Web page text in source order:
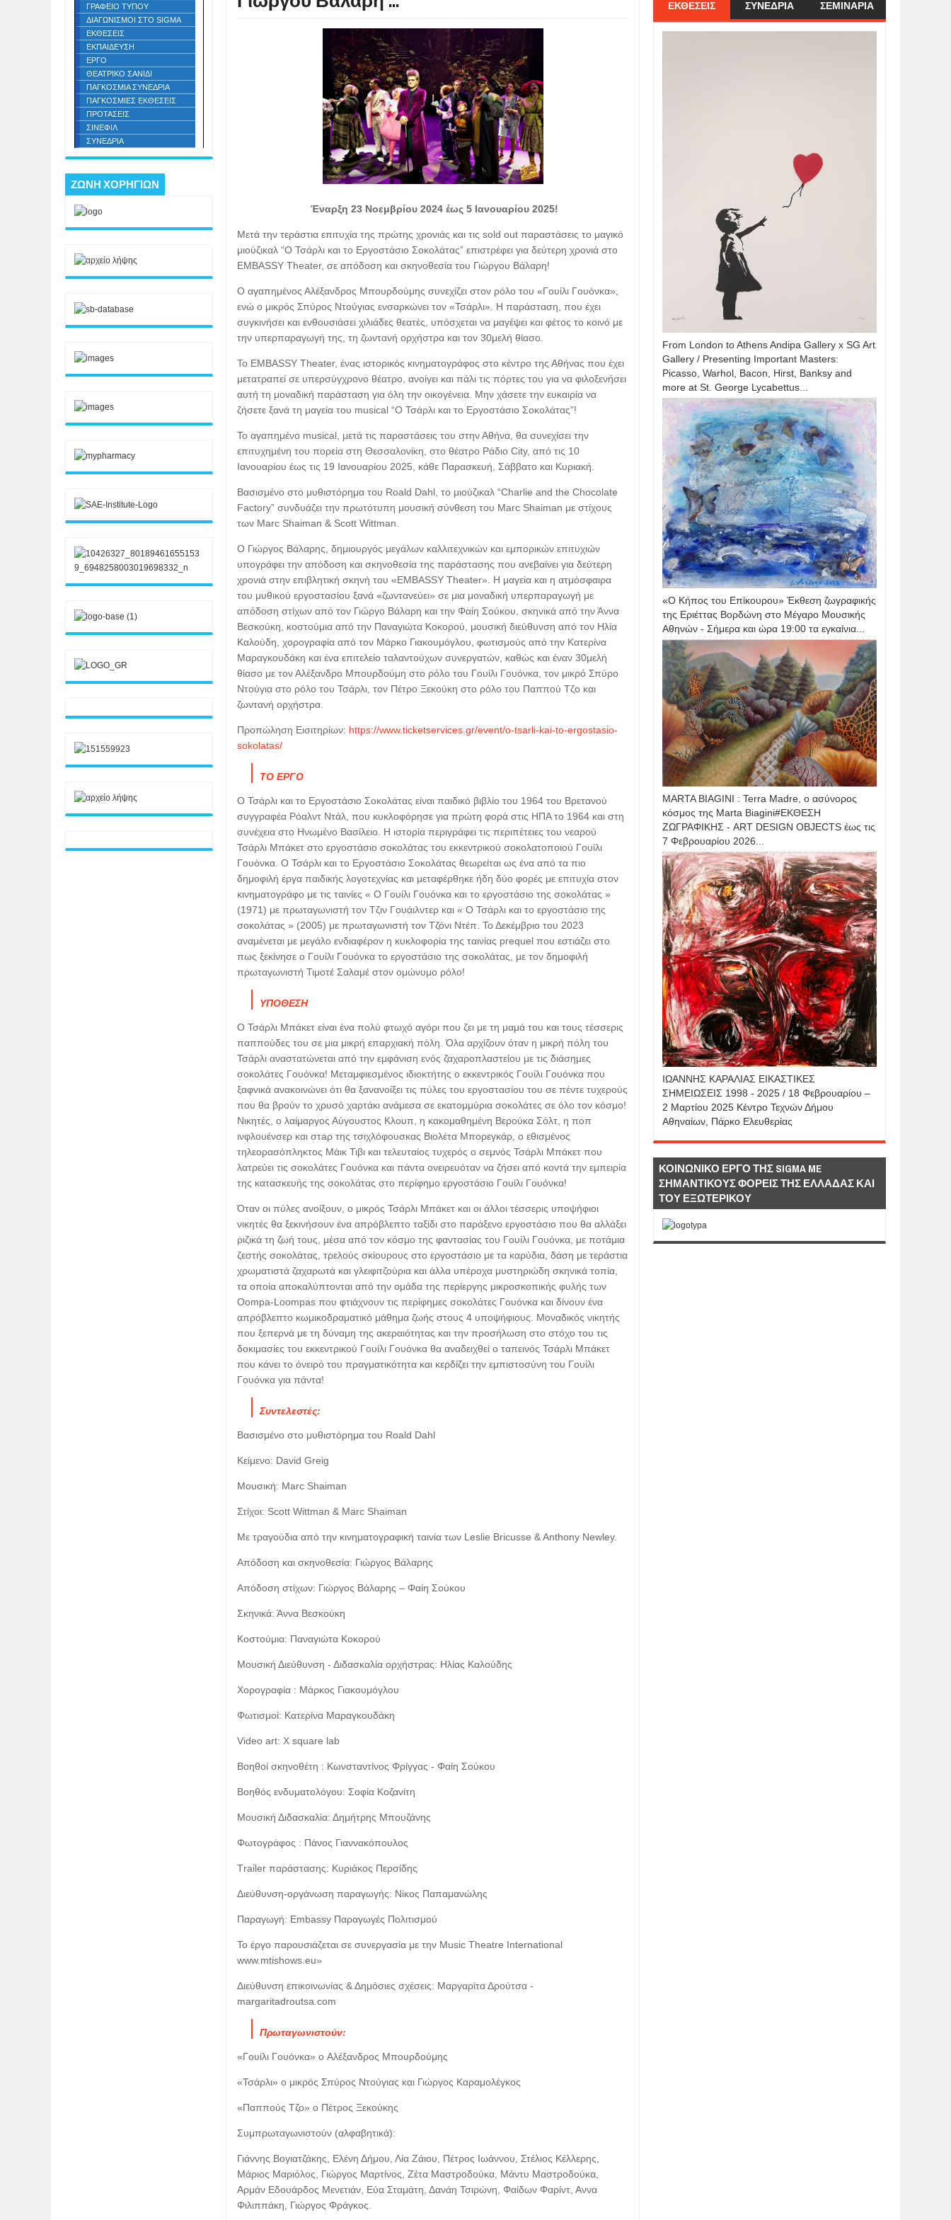
Έναρξη 23 Νοεμβρίου 2024 έως 5 Ιανουαρίου 2025!
Μετά την τεράστια επιτυχία της πρώτης χρονιάς και τις sold out παραστάσεις το μαγικό
μιούζικαλ “Ο Τσάρλι και το Εργοστάσιο Σοκολάτας” επιστρέφει για δεύτερη χρονιά στο
EMBASSY Theater, σε απόδοση και σκηνοθεσία του Γιώργου Βάλαρη!
Ο αγαπημένος Αλέξανδρος Μπουρδούμης συνεχίζει στον ρόλο του «Γουίλι Γουόνκα»,
ενώ ο μικρός Σπύρος Ντούγιας ενσαρκώνει τον «Τσάρλι». Η παράσταση, που έχει
συγκινήσει και ενθουσιάσει χιλιάδες θεατές, υπόσχεται να μαγέψει και φέτος το κοινό με
την υπερπαραγωγή της, τη ζωντανή ορχήστρα και τον 30μελή θίασο.
Το EMBASSY Theater, ένας ιστορικός κινηματογράφος στο κέντρο της Αθήνας που έχει
μετατραπεί σε υπερσύγχρονο θέατρο, ανοίγει και πάλι τις πόρτες του για να φιλοξενήσει
αυτή τη μοναδική παράσταση για όλη την οικογένεια. Μην χάσετε την ευκαιρία να
ζήσετε ξανά τη μαγεία του musical “Ο Τσάρλι και το Εργοστάσιο Σοκολάτας”!
Το αγαπημένο musical, μετά τις παραστάσεις του στην Αθήνα, θα συνεχίσει την
επιτυχημένη του πορεία στη Θεσσαλονίκη, στο θέατρο Ράδιο City, από τις 10
Ιανουαρίου έως τις 19 Ιανουαρίου 2025, κάθε Παρασκευή, Σάββατο και Κυριακή.
Βασισμένο στο μυθιστόρημα του Roald Dahl, το μιούζικαλ “Charlie and the Chocolate
Factory” συνδυάζει την πρωτότυπη μουσική σύνθεση του Marc Shaiman με στίχους
των Marc Shaiman & Scott Wittman.
Ο Γιώργος Βάλαρης, δημιουργός μεγάλων καλλιτεχνικών και εμπορικών επιτυχιών
υπογράφει την απόδοση και σκηνοθεσία της παράστασης που ανεβαίνει για δεύτερη
χρονιά στην επιβλητική σκηνή του «EMBASSY Theater». Η μαγεία και η ατμόσφαιρα
του μυθικού εργοστασίου ξανά «ζωντανεύει» σε μια μοναδική υπερπαραγωγή με
απόδοση στίχων από τον Γιώργο Βάλαρη και την Φαίη Σούκου, σκηνικά από την Άννα
Βεσκούκη, κοστούμια από την Παναγιώτα Κοκορού, μουσική διεύθυνση από τον Ηλία
Καλούδη, χορογραφία από τον Mάρκο Γιακουμόγλου, φωτισμούς από την Κατερίνα
Μαραγκουδάκη και ένα επιτελείο ταλαντούχων συνεργατών, καθώς και έναν 30μελή
θίασο με τον Αλέξανδρο Μπουρδούμη στο ρόλο του Γουίλι Γουόνκα, τον μικρό Σπύρο
Ντούγια στο ρόλο του Τσάρλι, τον Πέτρο Ξεκούκη στο ρόλο του Παππού Τζo και
ζωντανή ορχήστρα.
Προπώληση Εισιτηρίων: https://www.ticketservices.gr/event/o-tsarli-kai-to-ergostasio-
sokolatas/
ΤΟ ΕΡΓΟ
Ο Τσάρλι και το Εργοστάσιο Σοκολάτας είναι παιδικό βιβλίο του 1964 του Βρετανού
συγγραφέα Ρόαλντ Ντάλ, που κυκλοφόρησε για πρώτη φορά στις ΗΠΑ το 1964 και στη
συνέχεια στο Ηνωμένο Βασίλειο. Η ιστορία περιγράφει τις περιπέτειες του νεαρού
Τσάρλι Μπάκετ στο εργοστάσιο σοκολάτας του εκκεντρικού σοκολατοποιού Γουίλι
Γουόνκα. Ο Τσάρλι και το Εργοστάσιο Σοκολάτας θεωρείται ως ένα από τα πιο
δημοφιλή έργα παιδικής λογοτεχνίας και μεταφέρθηκε ήδη δύο φορές με επιτυχία στον
κινηματογράφο με τις ταινίες « Ο Γουίλι Γουόνκα και το εργοστάσιο της σοκολάτας »
(1971) με πρωταγωνιστή τον Τζιν Γουάιλντερ και « Ο Τσάρλι και το εργοστάσιο της
σοκολάτας » (2005) με πρωταγωνιστή τον Τζόνι Ντέπ. Το Δεκέμβριο του 2023
αναμένεται με μεγάλο ενδιαφέρον η κυκλοφορία της ταινίας prequel που εστιάζει στο
πως ξεκίνησε ο Γουίλι Γουόνκα το εργοστάσιο της σοκολάτας, με τον δημοφιλή
πρωταγωνιστή Τιμοτέ Σαλαμέ στον ομώνυμο ρόλο!
ΥΠΟΘΕΣΗ
Ο Τσάρλι Μπάκετ είναι ένα πολύ φτωχό αγόρι που ζει με τη μαμά του και τους τέσσερις
παππούδες του σε μια μικρή επαρχιακή πόλη. Όλα αρχίζουν όταν η μικρή πόλη του
Τσάρλι αναστατώνεται από την εμφάνιση ενός ζαχαροπλαστείου με τις διάσημες
σοκολάτες Γουόνκα! Μεταμφιεσμένος ιδιοκτήτης ο εκκεντρικός Γουίλι Γουόνκα που
ξαφνικά ανακοινώνει ότι θα ξανανοίξει τις πύλες του εργοστασίου του σε πέντε τυχερούς
που θα βρούν το χρυσό χαρτάκι ανάμεσα σε εκατομμύρια σοκολάτες σε όλο τον κόσμο!
Νικητές, ο λαίμαργος Αύγουστος Κλουπ, η κακομαθημένη Βερούκα Σόλτ, η ποπ
ινφλουένσερ και στaρ της τσιχλόφουσκας Βιολέτα Μπορεγκάρ, ο εθισμένος
τηλεορασόπληκτος Μάικ Τιβι και τελευταίος τυχερός ο σεμνός Τσάρλι Μπάκετ που
λατρεύει τις σοκολάτες Γουόνκα και πάντα ονειρευόταν να ζήσει από κοντά την εμπειρία
της κατασκευής της σοκολάτας στο περίφημο εργοστάσιο Γουίλι Γουόνκα!
Όταν οι πύλες ανοίξουν, ο μικρός Τσάρλι Μπάκετ και οι άλλοι τέσσερις υποψήφιοι
νικητές θα ξεκινήσουν ένα απρόβλεπτο ταξίδι στο παράξενο εργοστάσιο που θα αλλάξει
ριζικά τη ζωή τους, μέσα από τον κόσμο της φαντασίας του Γουίλι Γουόνκα, με ποτάμια
ζεστής σοκολάτας, τρελούς σκίουρους στο εργοστάσιο με τα καρύδια, δάση με τεράστια
χρωματιστά ζαχαρωτά και γλειφιτζούρια και άλλα υπέροχα μυστηριώδη σκηνικά τοπία,
τα οποία αποκαλύπτονται από την ομάδα της περίεργης μικροσκοπικής φυλής των
Oompa-Loompas που φτιάχνουν τις περίφημες σοκολάτες Γουόνκα και δίνουν ένα
απρόβλεπτο κωμικοδραματικό μάθημα ζωής στους 4 υποψήφιους. Μοναδικός νικητής
που ξεπερνά με τη δύναμη της ακεραιότητας και την προσήλωση στο στόχο του τις
δοκιμασίες του εκκεντρικού Γουίλι Γουόνκα θα αναδειχθεί ο ταπεινός Τσάρλι Μπάκετ
που κάνει το όνειρό του πραγματικότητα και κερδίζει την εμπιστοσύνη του Γουίλι
Γουόνκα για πάντα!
Συντελεστές:
Βασισμένο στο μυθιστόρημα του Roald Dahl
Κείμενο: David Greig
Μουσική: Marc Shaiman
Στίχοι: Scott Wittman & Marc Shaiman
Με τραγούδια από την κινηματογραφική ταινία των Leslie Bricusse & Anthony Newley.
Απόδοση και σκηνοθεσία: Γιώργος Βάλαρης
Απόδοση στίχων: Γιώργος Βάλαρης – Φαίη Σούκου
Σκηνικά: Άννα Βεσκούκη
Κοστούμια: Παναγιώτα Κοκορού
Μουσική Διεύθυνση - Διδασκαλία ορχήστρας: Ηλίας Καλούδης
Χορογραφία : Mάρκος Γιακουμόγλου
Φωτισμοί: Κατερίνα Μαραγκουδάκη
Video art: Χ square lab
Βοηθοί σκηνοθέτη : Κωνσταντίνος Φρίγγας - Φαίη Σούκου
Βοηθός ενδυματολόγου: Σοφία Κοζανίτη
Mουσική Διδασκαλία: Δημήτρης Μπουζάνης
Φωτογράφος : Πάνος Γιαννακόπουλος
Τrailer παράστασης: Κυριάκος Περσίδης
Διεύθυνση-οργάνωση παραγωγής: Νίκος Παπαμανώλης
Παραγωγή: Embassy Παραγωγές Πολιτισμού
Το έργο παρουσιάζεται σε συνεργασία με την Music Theatre International
www.mtishows.eu»
Διεύθυνση επικοινωνίας & Δημόσιες σχέσεις: Μαργαρίτα Δρούτσα -
margaritadroutsa.com
Πρωταγωνιστούν:
«Γουίλι Γουόνκα» o Αλέξανδρος Μπουρδούμης
«Τσάρλι» ο μικρός Σπύρος Ντούγιας και Γιώργος Καραμολέγκος
«Παππούς Τζο» ο Πέτρος Ξεκούκης
Συμπρωταγωνιστούν (αλφαβητικά):
Γιάννης Βογιατζάκης, Ελένη Δήμου, Λία Ζάιου, Πέτρος Ιωάννου, Στέλιος Κέλλερης,
Μάριος Μαριόλος, Γιώργος Μαρτίνος, Ζέτα Μαστροδούκα, Μάντυ Μαστροδούκα,
Αρμάν Eδουάρδος Μενετιάν, Εύα Σταμάτη, Δανάη Τσιρώνη, Φαίδων Φαρίντ, Αννα
Φιλιππάκη, Γιώργος Φράγκος.
ΓΡΑΦΕΙΟ ΤΥΠΟΥ
ΔΙΑΓΩΝΙΣΜΟΙ ΣΤΟ SIGMA
ΕΚΘΕΣΕΙΣ
ΕΚΠΑΙΔΕΥΣΗ
ΕΡΓΟ
ΘΕΑΤΡΙΚΟ ΣΑΝΙΔΙ
ΠΑΓΚΟΣΜΙΑ ΣΥΝΕΔΡΙΑ
ΠΑΓΚΟΣΜΙΕΣ ΕΚΘΕΣΕΙΣ
ΠΡΟΤΑΣΕΙΣ
ΣΙΝΕΦΙΛ
ΣΥΝΕΔΡΙΑ
ΖΩΝΗ ΧΟΡΗΓΙΩΝ
ΕΚΘΕΣΕΙΣ ΣΥΝΕΔΡΙΑ ΣΕΜΙΝΑΡΙΑ
From London to Athens Andipa Gallery x SG Art
Gallery / Presenting Important Masters:
Picasso, Warhol, Bacon, Hirst, Banksy and
more at St. George Lycabettus...
«Ο Κήπος του Επίκουρου» Έκθεση ζωγραφικής
της Εριέττας Βορδώνη στο Μέγαρο Μουσικής
Αθηνών - Σήμερα και ώρα 19:00 τα εγκαίνια...
MARTA BIAGINI : Terra Madre, ο ασύνορος
κόσμος της Marta Biagini#ΕΚΘΕΣΗ
ΖΩΓΡΑΦΙΚΗΣ - ART DESIGN OBJECTS έως τις
7 Φεβρουαρίου 2026...
IΩΑΝΝΗΣ KAΡΑΛΙΑΣ ΕΙΚΑΣΤΙΚΕΣ
ΣΗΜΕΙΩΣΕΙΣ 1998 - 2025 / 18 Φεβρουαρίου –
2 Μαρτίου 2025 Κέντρο Τεχνών Δήμου
Αθηναίων, Πάρκο Ελευθερίας
ΚΟΙΝΩΝΙΚΟ ΕΡΓΟ ΤΗΣ SIGMA ME
ΣΗΜΑΝΤΙΚΟΥΣ ΦΟΡΕΙΣ ΤΗΣ ΕΛΛΑΔΑΣ ΚΑΙ
ΤΟΥ ΕΞΩΤΕΡΙΚΟΥ